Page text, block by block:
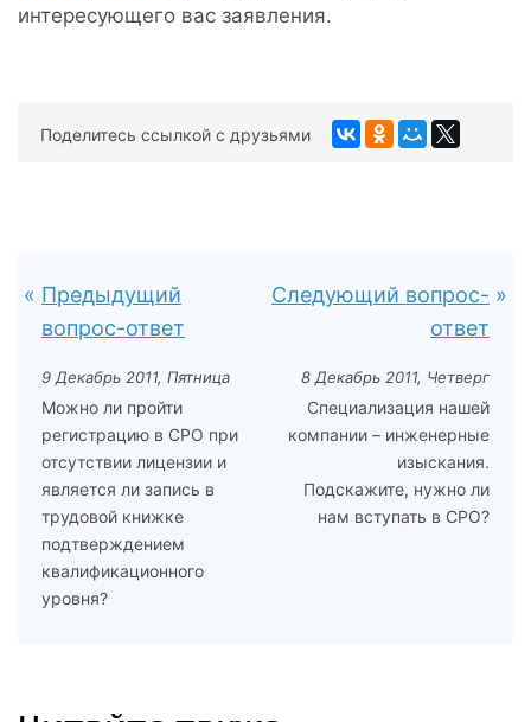
интересующего вас заявления.
Поделитесь ссылкой с друзьями
Предыдущий
вопрос-ответ
9 Декабрь 2011, Пятница
Можно ли пройти
регистрацию в СРО при
отсутствии лицензии и
является ли запись в
трудовой книжке
подтверждением
квалификационного
уровня?
Следующий вопрос-
ответ
8 Декабрь 2011, Четверг
Специализация нашей
компании – инженерные
изыскания.
Подскажите, нужно ли
нам вступать в СРО?